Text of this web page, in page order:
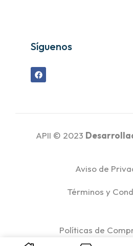
Síguenos
APII © 2023
Aviso de
Términos y
Políticas de